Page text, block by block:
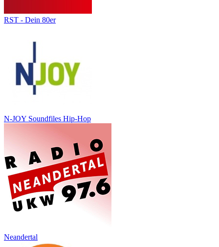
RST - Dein 80er
N-JOY Soundfiles Hip-Hop
Neandertal